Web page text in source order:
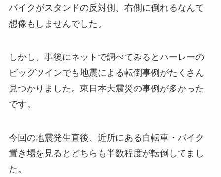
バイクがスタンドの反対側、右側に倒れるなんて
想像もしませんでした。
しかし、事後にネットで調べてみるとハーレーの
ビッグツインでも地震による転倒事例がたくさん
見つかりました。東日本大震災の事例が多かった
です。
今回の地震発生直後、近所にある自転車・バイク
置き場を見るとどちらも半数程度が転倒してまし
た。